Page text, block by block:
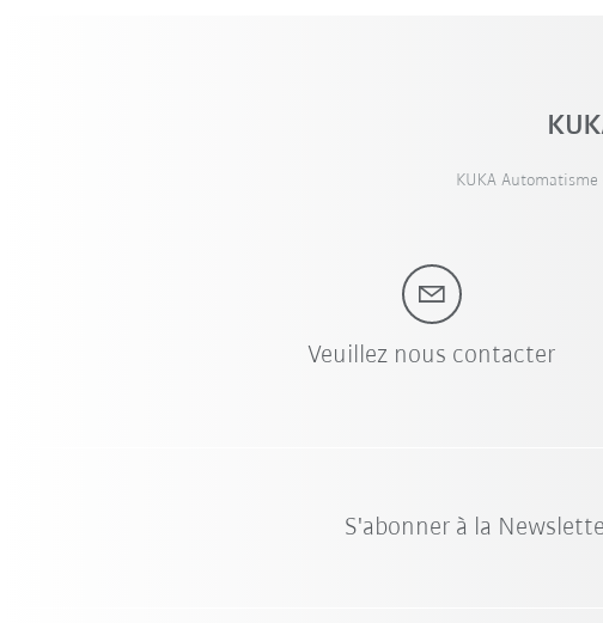
KUKA
Veuillez nous contacter
S'abonner à la